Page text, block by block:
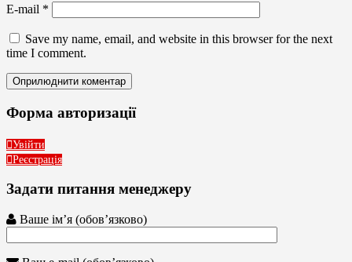
E-mail *
Save my name, email, and website in this browser for the next
time I comment.
Форма авторизації
Увійти
Реєстрація
Задати питання менеджеру
Ваше ім’я (обов’язково)